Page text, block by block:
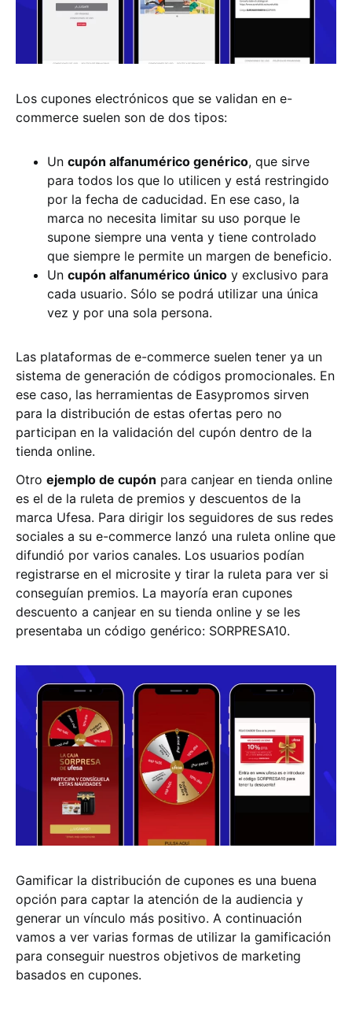
Los cupones electrónicos que se validan en e-
commerce suelen son de dos tipos:
Un cupón alfanumérico genérico, que sirve
para todos los que lo utilicen y está restringido
por la fecha de caducidad. En ese caso, la
marca no necesita limitar su uso porque le
supone siempre una venta y tiene controlado
que siempre le permite un margen de beneficio.
Un cupón alfanumérico único y exclusivo para
cada usuario. Sólo se podrá utilizar una única
vez y por una sola persona.
Las plataformas de e-commerce suelen tener ya un
sistema de generación de códigos promocionales. En
ese caso, las herramientas de Easypromos sirven
para la distribución de estas ofertas pero no
participan en la validación del cupón dentro de la
tienda online.
Otro ejemplo de cupón para canjear en tienda online
es el de la ruleta de premios y descuentos de la
marca Ufesa. Para dirigir los seguidores de sus redes
sociales a su e-commerce lanzó una ruleta online que
difundió por varios canales. Los usuarios podían
registrarse en el microsite y tirar la ruleta para ver si
conseguían premios. La mayoría eran cupones
descuento a canjear en su tienda online y se les
presentaba un código genérico: SORPRESA10.
Gamificar la distribución de cupones es una buena
opción para captar la atención de la audiencia y
generar un vínculo más positivo. A continuación
vamos a ver varias formas de utilizar la gamificación
para conseguir nuestros objetivos de marketing
basados en cupones.